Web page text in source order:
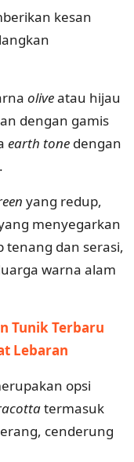
kesan
oliveatau hijau
dengan gamis
earth tone dengan
yang redup,
menyegarkan
tenang dan serasi,
warna alam
Tunik Terbaru
Lebaran
opsi
termasuk
cenderung